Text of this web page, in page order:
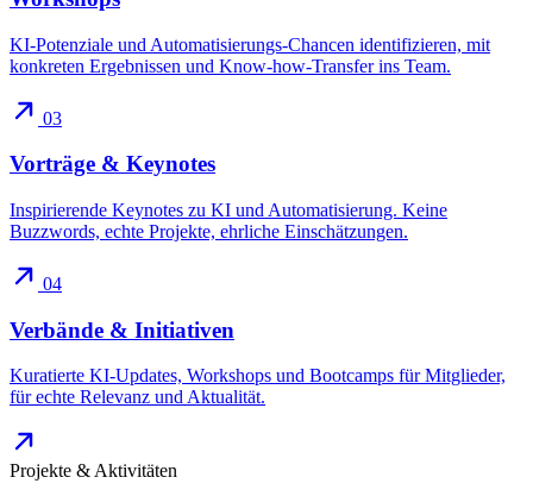
KI-Potenziale und Automatisierungs-Chancen identifizieren, mit
konkreten Ergebnissen und Know-how-Transfer ins Team.
03
Vorträge & Keynotes
Inspirierende Keynotes zu KI und Automatisierung. Keine
Buzzwords, echte Projekte, ehrliche Einschätzungen.
04
Verbände & Initiativen
Kuratierte KI-Updates, Workshops und Bootcamps für Mitglieder,
für echte Relevanz und Aktualität.
Projekte & Aktivitäten